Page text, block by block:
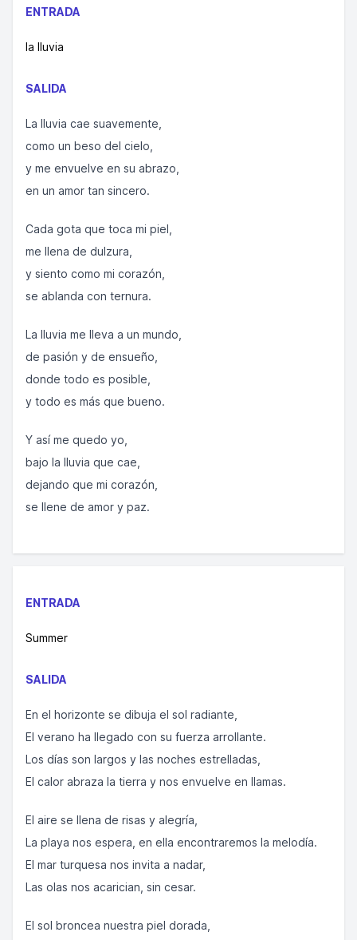
ENTRADA
la lluvia
SALIDA
La lluvia cae suavemente,
como un beso del cielo,
y me envuelve en su abrazo,
en un amor tan sincero.
Cada gota que toca mi piel,
me llena de dulzura,
y siento como mi corazón,
se ablanda con ternura.
La lluvia me lleva a un mundo,
de pasión y de ensueño,
donde todo es posible,
y todo es más que bueno.
Y así me quedo yo,
bajo la lluvia que cae,
dejando que mi corazón,
se llene de amor y paz.
ENTRADA
Summer
SALIDA
En el horizonte se dibuja el sol radiante,
El verano ha llegado con su fuerza arrollante.
Los días son largos y las noches estrelladas,
El calor abraza la tierra y nos envuelve en llamas.
El aire se llena de risas y alegría,
La playa nos espera, en ella encontraremos la melodía.
El mar turquesa nos invita a nadar,
Las olas nos acarician, sin cesar.
El sol broncea nuestra piel dorada,